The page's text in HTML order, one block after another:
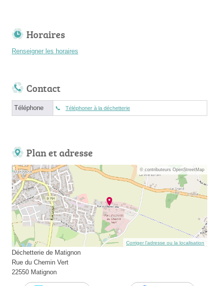
Horaires
Renseigner les horaires
Contact
Téléphone Téléphoner à la déchetterie
Plan et adresse
© contributeurs OpenStreetMap
Corriger l’adresse ou la localisation
Déchetterie de Matignon
Rue du Chemin Vert
22550 Matignon